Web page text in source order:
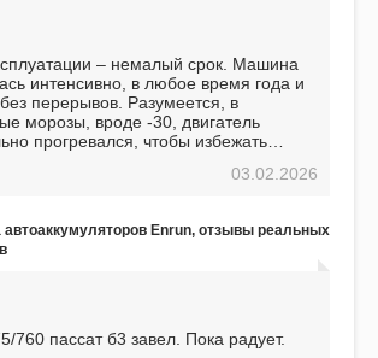
– немалый срок. Машина
интенсивно, в любое время года и
перерывов. Разумеется, в
морозы, вроде -30, двигатель
прогревался, чтобы избежать
не было ни единой поломки,
по характеристикам, он даже
предыдущую модель.
03.02.2026
автоаккумуляторов Enrun, отзывы реальных
760 пассат б3 завел. Пока радует.